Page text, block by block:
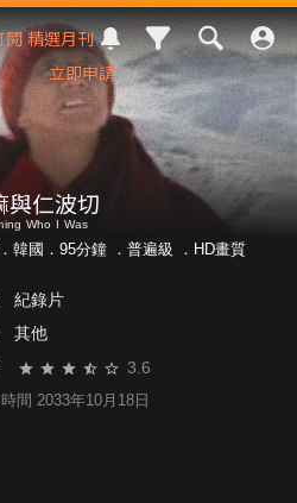
閱
立即申請
精選月刊
與仁波切
Who I Was
韓國．95分鐘 ． 普遍級 ．HD畫質
紀錄片
其他
3.6
間 2033年10月18日